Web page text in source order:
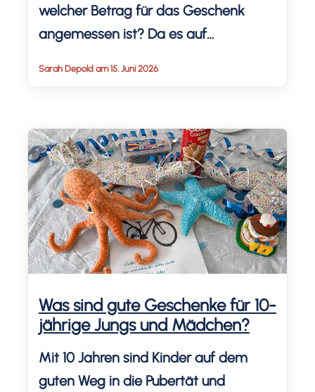
welcher Betrag für das Geschenk
angemessen ist? Da es auf
wie viel Geld wir als Dreifacheltern zur
Geburtstagsfeier eines anderen
Kindes ausgeben. Laut Statista geben
Eltern für eigene Kinder teils über […]
Sarah Depold am 15. Juni 2026
Was sind gute Geschenke für 10-
jährige Jungs und Mädchen?
Mit 10 Jahren sind Kinder auf dem
guten Weg in die Pubertät und